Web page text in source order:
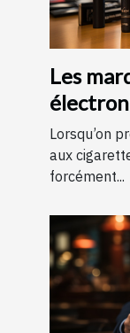
Les
Lorsqu’on
aux
forcément...